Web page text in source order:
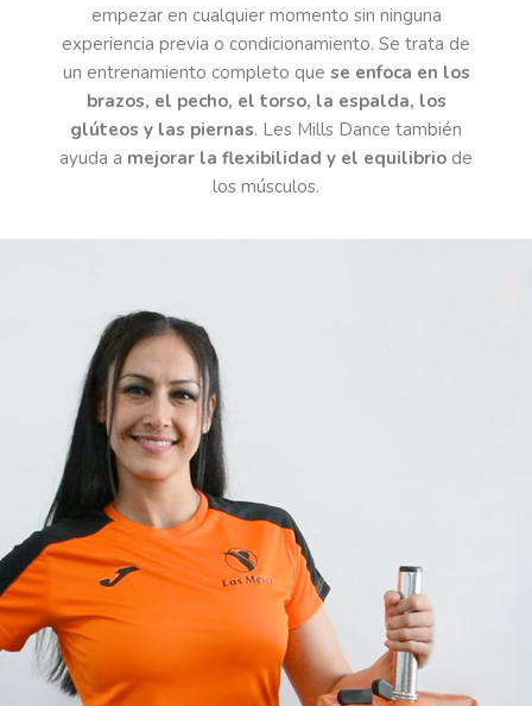
empezar en cualquier momento sin ninguna
experiencia previa o condicionamiento. Se trata de
un entrenamiento completo que se enfoca en los
brazos, el pecho, el torso, la espalda, los
glúteos y las piernas. Les Mills Dance también
ayuda a mejorar la flexibilidad y el equilibrio de
los músculos.